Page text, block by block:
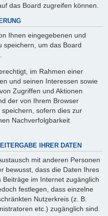
das Board zugreifen können.
Ihnen eingegebenen und
speichern, um das Board
im Rahmen einer
und seinen Interessen sowie
Zugriffen und Aktionen
der von Ihrem Browser
sofern dies zur
Nachverfolgbarkeit
IHRER DATEN
mit anderen Personen
bewusst, dass die Daten Ihres
im Internet zugänglich
festlegen, dass einzelne
Nutzerkreis (z. B.
etc.) zugänglich sind.